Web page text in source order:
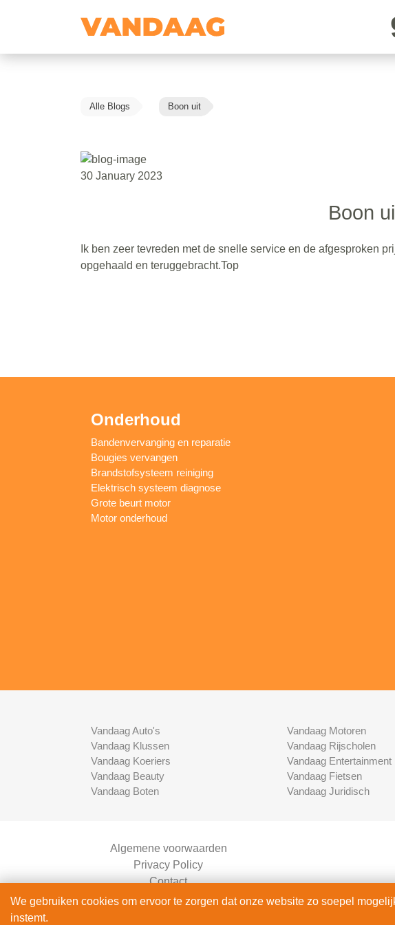
Alle Blogs Boon uit
30 January 2023
Boon
Ik ben zeer tevreden met de snelle service en de afgesproken
opgehaald en teruggebracht.Top
Onderhoud
Bandenvervanging en reparatie
Bougies vervangen
Brandstofsysteem reiniging
Elektrisch systeem diagnose
Grote beurt motor
Motor onderhoud
Vandaag Auto's
Vandaag Klussen
Vandaag Koeriers
Vandaag Beauty
Vandaag Boten
Vandaag Motoren
Vandaag Rijscholen
Vandaag Entertainment
Vandaag Fietsen
Vandaag Juridisch
Algemene voorwaarden
Privacy Policy
Contact
Bedrijven Inlog
We gebruiken cookies om ervoor te zorgen dat onze website zo soepel
instemt.